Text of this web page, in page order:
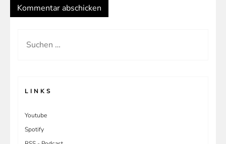
Suchen
LINKS
Youtube
Spotify